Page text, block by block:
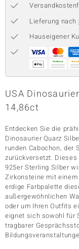
Collection
Classics
Lieferung nach
Hauseigener
USA
14,86ct
Entdecken Sie die
Dinosaurier Quarz
runden Cabochon, der
zurückversetzt.
925er Sterling Silber
Zirkonsteine mit
erdige Farbpalette
außergewöhnlichen
oder um Ihren Outfits
eignet sich sowohl für
tragbarer